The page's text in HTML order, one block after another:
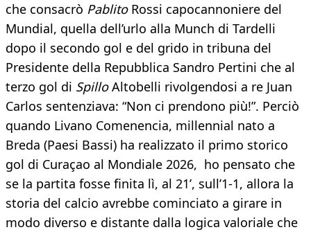
che consacrò Pablito Rossi capocannoniere del
Mundial, quella dell’urlo alla Munch di Tardelli
dopo il secondo gol e del grido in tribuna del
Presidente della Repubblica Sandro Pertini che al
terzo gol di SpilloAltobelli rivolgendosi a re Juan
Carlos sentenziava: “Non ci prendono più!”. Perciò
quando Livano Comenencia, millennial nato a
Breda (Paesi Bassi) ha realizzato il primo storico
gol di Curaçao al Mondiale 2026, ho pensato che
se la partita fosse finita lì, al 21’, sull’1-1, allora la
storia del calcio avrebbe cominciato a girare in
modo diverso e distante dalla logica valoriale che